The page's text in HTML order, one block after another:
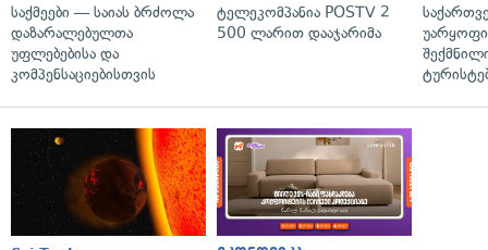
საქმეები — საიას ბრძოლა
დაზარალებულთა
უფლებებისა და
კომპენსაციებისთვის
ტელეკომპანია POSTV 2
500 ლარით დააჯარიმა